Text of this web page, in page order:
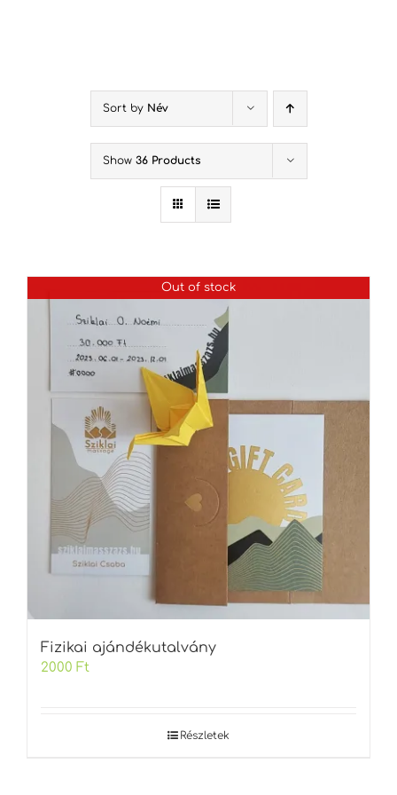
Sort by Név
Show 36 Products
Out of stock
Fizikai ajándékutalvány
2000 Ft
Részletek